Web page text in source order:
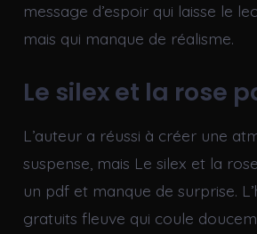
message d’espoir qui laisse le
mais qui manque de réalisme.
Le silex et la rose
L’auteur a réussi à créer une
suspense, mais Le silex et la
un pdf et manque de surprise.
gratuits fleuve qui coule